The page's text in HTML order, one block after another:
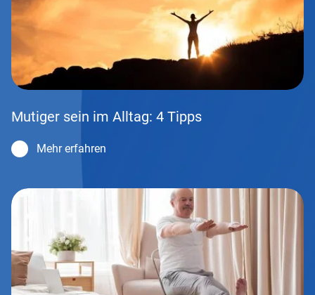
Mutiger sein im Alltag: 4 Tipps
Mehr erfahren